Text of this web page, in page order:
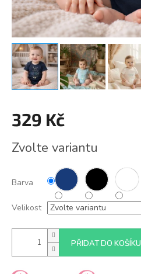
329 Kč
cena:
Zvolte variantu
Barva
Velikost
PŘIDAT DO KOŠÍKU